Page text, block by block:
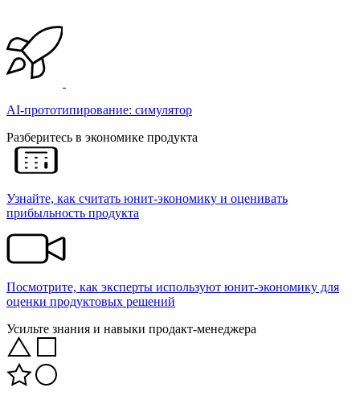
AI-прототипирование: симулятор
Разберитесь в экономике продукта
Узнайте, как считать юнит-экономику и оценивать
прибыльность продукта
Посмотрите, как эксперты используют юнит-экономику для
оценки продуктовых решений
Усильте знания и навыки продакт-менеджера